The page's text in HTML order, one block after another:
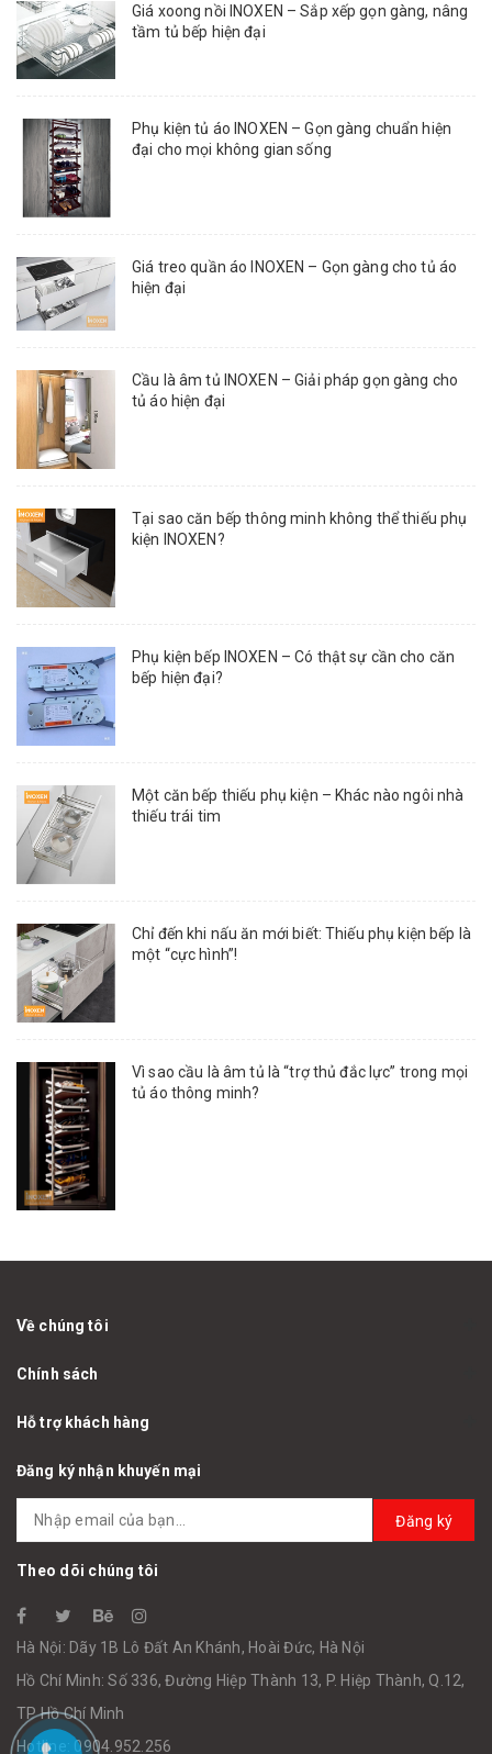
Giá xoong nồi INOXEN – Sắp xếp gọn gàng, nâng
tầm tủ bếp hiện đại
Phụ kiện tủ áo INOXEN – Gọn gàng chuẩn hiện
đại cho mọi không gian sống
Giá treo quần áo INOXEN – Gọn gàng cho tủ áo
hiện đại
Cầu là âm tủ INOXEN – Giải pháp gọn gàng cho
tủ áo hiện đại
Tại sao căn bếp thông minh không thể thiếu phụ
kiện INOXEN?
Phụ kiện bếp INOXEN – Có thật sự cần cho căn
bếp hiện đại?
Một căn bếp thiếu phụ kiện – Khác nào ngôi nhà
thiếu trái tim
Chỉ đến khi nấu ăn mới biết: Thiếu phụ kiện bếp là
một “cực hình”!
Vì sao cầu là âm tủ là “trợ thủ đắc lực” trong mọi
tủ áo thông minh?
Về chúng tôi
Chính sách
Hỗ trợ khách hàng
Đăng ký nhận khuyến mại
Đăng ký
Theo dõi chúng tôi
Hà Nội: Dãy 1B Lô Đất An Khánh, Hoài Đức, Hà Nội
Hồ Chí Minh: Số 336, Đường Hiệp Thành 13, P. Hiệp Thành, Q.12,
TP Hồ Chí Minh
Hotline: 0904.952.256